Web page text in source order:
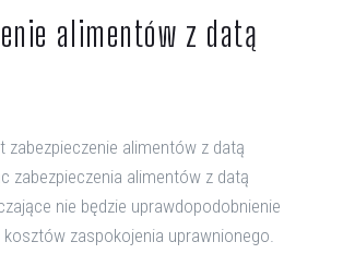
alimentów z datą
zabezpieczenie alimentów z datą
zabezpieczenia alimentów z datą
nie będzie uprawdopodobnienie
zaspokojenia uprawnionego.